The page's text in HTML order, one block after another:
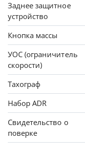
Заднее защитное
устройство
Кнопка массы
УОС (ограничитель
скорости)
Тахограф
Набор ADR
Свидетельство о
поверке